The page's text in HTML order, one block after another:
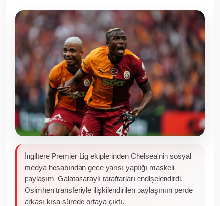
Toplum ve Yaşam
Sivil Toplum Kuruluşları
Kamu Kurumları ve Üst Kurullar
Resmi Reklamlar
İngiltere Premier Lig ekiplerinden Chelsea'nin sosyal
medya hesabından gece yarısı yaptığı maskeli
paylaşım, Galatasaraylı taraftarları endişelendirdi.
Osimhen transferiyle ilişkilendirilen paylaşımın perde
arkası kısa sürede ortaya çıktı.